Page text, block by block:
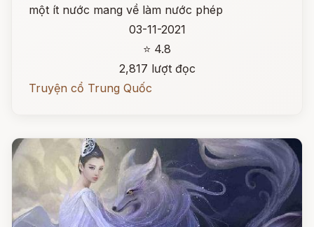
một ít nước mang về làm nước phép
03-11-2021
⭐ 4.8
2,817 lượt đọc
Truyện cổ Trung Quốc